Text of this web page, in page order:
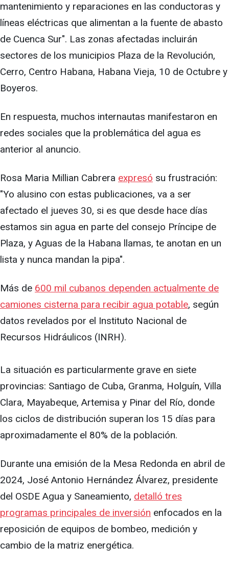
mantenimiento y reparaciones en las conductoras y
líneas eléctricas que alimentan a la fuente de abasto
de Cuenca Sur". Las zonas afectadas incluirán
sectores de los municipios Plaza de la Revolución,
Cerro, Centro Habana, Habana Vieja, 10 de Octubre y
Boyeros.
En respuesta, muchos internautas manifestaron en
redes sociales que la problemática del agua es
anterior al anuncio.
Rosa Maria Millian Cabrera expresó su frustración:
"Yo alusino con estas publicaciones, va a ser
afectado el jueves 30, si es que desde hace días
estamos sin agua en parte del consejo Príncipe de
Plaza, y Aguas de la Habana llamas, te anotan en un
lista y nunca mandan la pipa".
Más de 600 mil cubanos dependen actualmente de
camiones cisterna para recibir agua potable, según
datos revelados por el Instituto Nacional de
Recursos Hidráulicos (INRH).
La situación es particularmente grave en siete
provincias: Santiago de Cuba, Granma, Holguín, Villa
Clara, Mayabeque, Artemisa y Pinar del Río, donde
los ciclos de distribución superan los 15 días para
aproximadamente el 80% de la población.
Durante una emisión de la Mesa Redonda en abril de
2024, José Antonio Hernández Álvarez, presidente
del OSDE Agua y Saneamiento, detalló tres
programas principales de inversión enfocados en la
reposición de equipos de bombeo, medición y
cambio de la matriz energética.